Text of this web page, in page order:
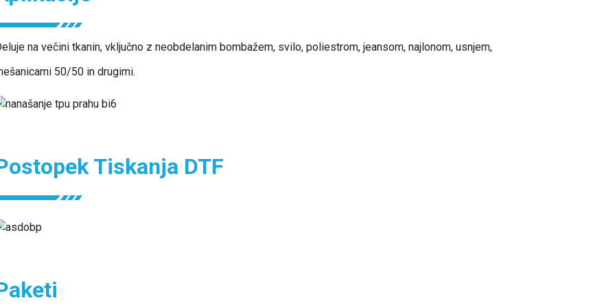
na večini tkanin, vključno z neobdelanim bombažem, svilo, poliestrom, jeansom, najlonom, usnjem,
50/50 in drugimi.
Tiskanja DTF